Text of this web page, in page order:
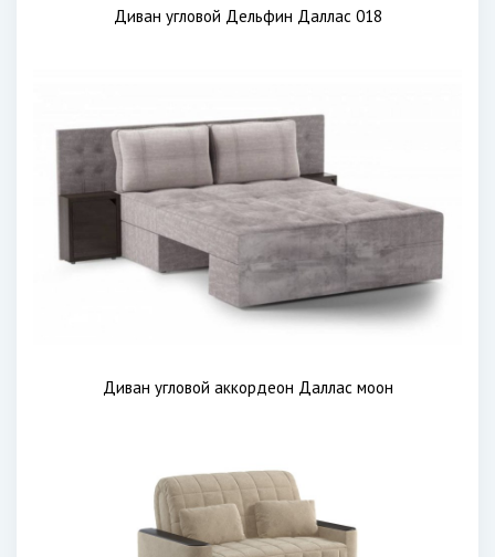
Диван угловой Дельфин Даллас 018
Диван угловой аккордеон Даллас моон